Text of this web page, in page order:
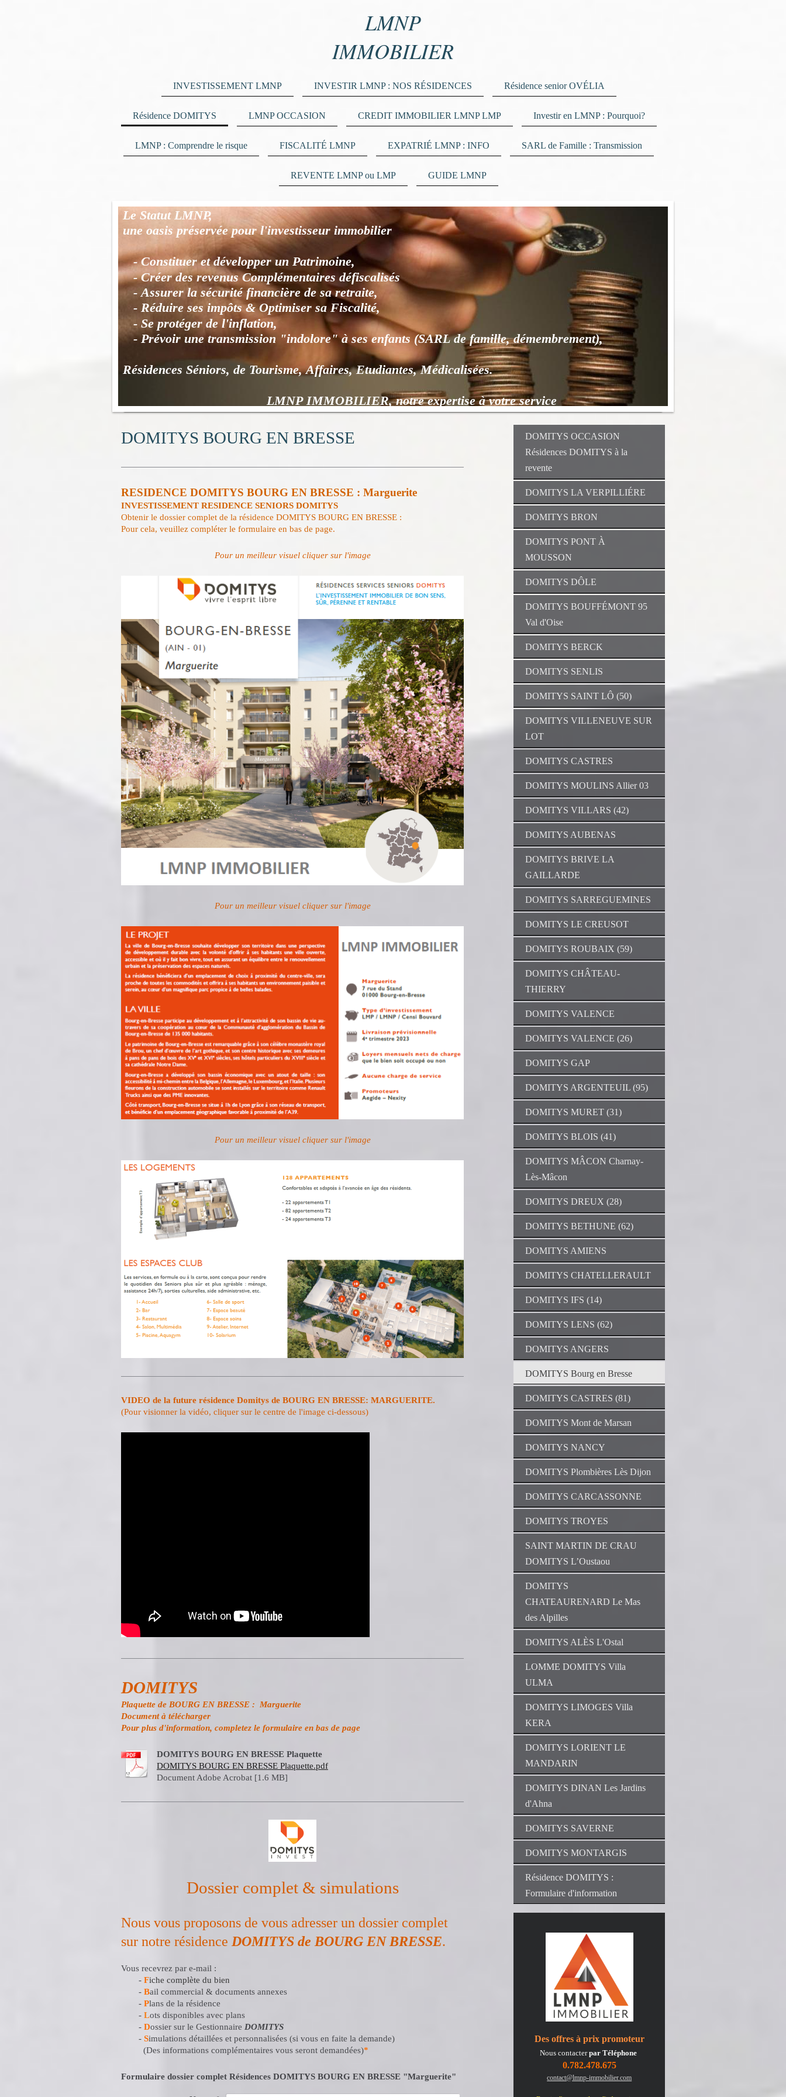
LMNP
IMMOBILIER
INVESTISSEMENT LMNP INVESTIR LMNP : NOS RÉSIDENCES Résidence senior OVÉLIA
Résidence DOMITYS LMNP OCCASION CREDIT IMMOBILIER LMNP LMP Investir en LMNP : Pourquoi?
LMNP : Comprendre le risque FISCALITÉ LMNP EXPATRIÉ LMNP : INFO SARL de Famille : Transmission
REVENTE LMNP ou LMP GUIDE LMNP
Le Statut LMNP,
une oasis préservée pour l'investisseur immobilier
- Constituer et développer un Patrimoine,
- Créer des revenus Complémentaires défiscalisés
- Assurer la sécurité financière de sa retraite,
- Réduire ses impôts & Optimiser sa Fiscalité,
- Se protéger de l'inflation,
- Prévoir une transmission "indolore" à ses enfants (SARL de famille, démembrement),
Résidences Séniors, de Tourisme, Affaires, Etudiantes, Médicalisées.
LMNP IMMOBILIER, notre expertise à votre service
DOMITYS BOURG EN BRESSE
RESIDENCE DOMITYS BOURG EN BRESSE : Marguerite
INVESTISSEMENT RESIDENCE SENIORS DOMITYS
Obtenir le dossier complet de la résidence DOMITYS BOURG EN BRESSE :
Pour cela, veuillez compléter le formulaire en bas de page.
Pour un meilleur visuel cliquer sur l'image
Pour un meilleur visuel cliquer sur l'image
Pour un meilleur visuel cliquer sur l'image
VIDEO de la future résidence Domitys de BOURG EN BRESSE: MARGUERITE.
(Pour visionner la vidéo, cliquer sur le centre de l'image ci-dessous)
DOMITYS
Plaquette de BOURG EN BRESSE : Marguerite
Document à télécharger
Pour plus d'information, completez le formulaire en bas de page
DOMITYS BOURG EN BRESSE Plaquette
DOMITYS BOURG EN BRESSE Plaquette.pdf
Document Adobe Acrobat [1.6 MB]
Dossier complet & simulations
Nous vous proposons de vous adresser un dossier complet
sur notre résidence DOMITYS de BOURG EN BRESSE.
Vous recevrez par e-mail :
- Fiche complète du bien
- Bail commercial & documents annexes
- Plans de la résidence
- Lots disponibles avec plans
- Dossier sur le Gestionnaire DOMITYS
- Simulations détaillées et personnalisées (si vous en faite la demande)
(Des informations complémentaires vous seront demandées)*
Formulaire dossier complet Résidences DOMITYS BOURG EN BRESSE "Marguerite"
DOMITYS OCCASION
Résidences DOMITYS à la
revente
DOMITYS LA VERPILLIÉRE
DOMITYS BRON
DOMITYS PONT À
MOUSSON
DOMITYS DÔLE
DOMITYS BOUFFÉMONT 95
Val d'Oise
DOMITYS BERCK
DOMITYS SENLIS
DOMITYS SAINT LÔ (50)
DOMITYS VILLENEUVE SUR
LOT
DOMITYS CASTRES
DOMITYS MOULINS Allier 03
DOMITYS VILLARS (42)
DOMITYS AUBENAS
DOMITYS BRIVE LA
GAILLARDE
DOMITYS SARREGUEMINES
DOMITYS LE CREUSOT
DOMITYS ROUBAIX (59)
DOMITYS CHÂTEAU-
THIERRY
DOMITYS VALENCE
DOMITYS VALENCE (26)
DOMITYS GAP
DOMITYS ARGENTEUIL (95)
DOMITYS MURET (31)
DOMITYS BLOIS (41)
DOMITYS MÂCON Charnay-
Lès-Mâcon
DOMITYS DREUX (28)
DOMITYS BETHUNE (62)
DOMITYS AMIENS
DOMITYS CHATELLERAULT
DOMITYS IFS (14)
DOMITYS LENS (62)
DOMITYS ANGERS
DOMITYS Bourg en Bresse
DOMITYS CASTRES (81)
DOMITYS Mont de Marsan
DOMITYS NANCY
DOMITYS Plombières Lès Dijon
DOMITYS CARCASSONNE
DOMITYS TROYES
SAINT MARTIN DE CRAU
DOMITYS L’Oustaou
DOMITYS
CHATEAURENARD Le Mas
des Alpilles
DOMITYS ALÈS L'Ostal
LOMME DOMITYS Villa
ULMA
DOMITYS LIMOGES Villa
KERA
DOMITYS LORIENT LE
MANDARIN
DOMITYS DINAN Les Jardins
d'Ahna
DOMITYS SAVERNE
DOMITYS MONTARGIS
Résidence DOMITYS :
Formulaire d'information
Des offres à prix promoteur
Nous contacterpar Téléphone
0.782.478.675
contact@lmnp-immobilier.com